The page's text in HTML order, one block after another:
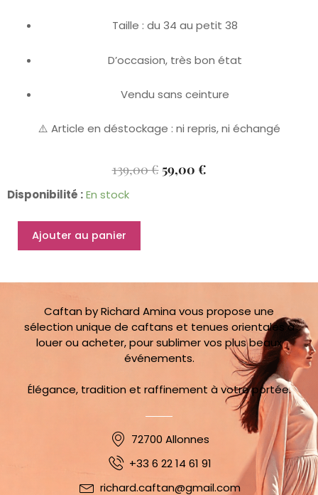
Taille : du 34 au petit 38
D’occasion, très bon état
Vendu sans ceinture
⚠️ Article en déstockage : ni repris, ni échangé
139,00€ Le
59,00 €Le
Disponibilité :En stock
quantité
Caftan
Combinaison
Ajouter au panier
Caftan by Richard Amina vous propose une
sélection unique de caftans et tenues orientales à
louer ou acheter, pour sublimer vos plus beaux
événements.
Élégance, tradition et raffinement à votre portée.
72700 Allonnes
+33 6 22 14 61 91
richard.caftan@gmail.com